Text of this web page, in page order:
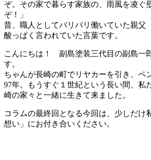
ぞ。その家で暮らす家族の、雨風を凌ぐ
ぞ
昔、職人としてバリバリ働いていた親父
酸っぱく言われていた言葉です。
こんにちは！ 副島塗装三代目の副島一
す。
ちゃんが長崎の町でリヤカーを引き、ペ
97年。もうすぐ１世紀という長い間、私
崎の家々と一緒に生きて来ました。
コラムの最終回となる今回は、少しだけ
想い」にお付き合いください。